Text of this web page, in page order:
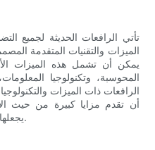
تأتي الرافعات الحديثة لجميع
الميزات والتقنيات المتقدمة
يمكن أن تشمل هذه الميزات
المحوسبة، وتكنولوجيا
الرافعات ذات الميزات
أن تقدم مزايا كبيرة من حيث
يجعلها استثمارًا مفيدًا للعديد من التطبيقات.